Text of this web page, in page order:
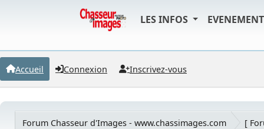
LES INFOS
Accueil Connexion Inscrivez-vous
Forum Chasseur d'Images - www.chassimages.com [